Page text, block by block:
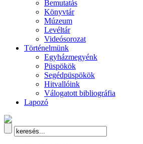
Bemutatás
Könyvtár
Múzeum
Levéltár
Videósorozat
Történelmünk
Egyházmegyénk
Püspökök
Segédpüspökök
Hitvallóink
Válogatott bibliográfia
Lapozó